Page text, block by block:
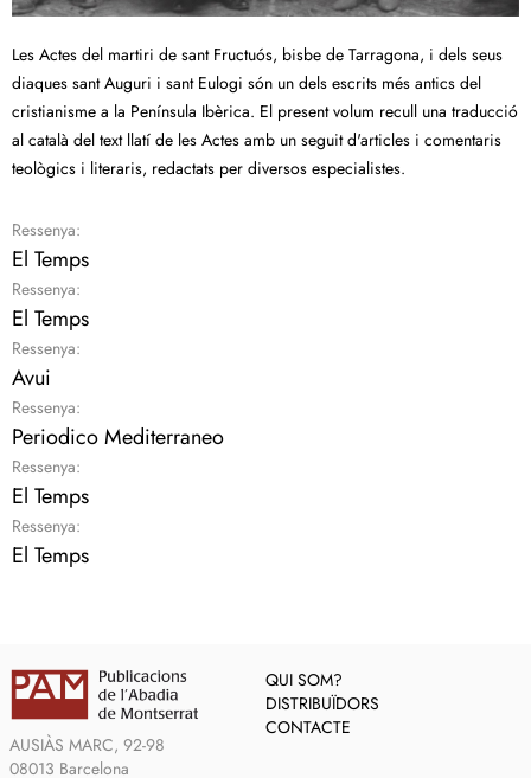
Les Actes del martiri de sant Fructuós, bisbe de Tarragona, i dels seus
diaques sant Auguri i sant Eulogi són un dels escrits més antics del
cristianisme a la Península Ibèrica. El present volum recull una traducció
al català del text llatí de les Actes amb un seguit d'articles i comentaris
teològics i literaris, redactats per diversos especialistes.
Ressenya:
El Temps
Ressenya:
El Temps
Ressenya:
Avui
Ressenya:
Periodico Mediterraneo
Ressenya:
El Temps
Ressenya:
El Temps
AUSIÀS MARC, 92-98
08013 Barcelona
QUI SOM?
DISTRIBUÏDORS
CONTACTE